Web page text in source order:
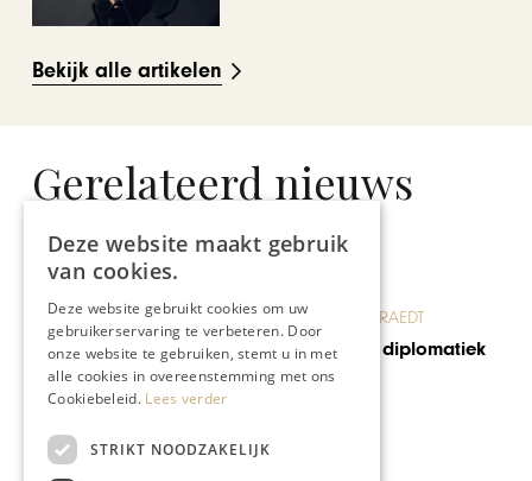
Bekijk alle artikelen
Gerelateerd nieuws
BLOG JO CORTENRAEDT
De asperge als diplomatiek
wapen
Deze website maakt gebruik
van cookies.
Deze website gebruikt cookies om uw
gebruikerservaring te verbeteren. Door
onze website te gebruiken, stemt u in met
alle cookies in overeenstemming met ons
Cookiebeleid. Lees verder
STRIKT NOODZAKELIJK